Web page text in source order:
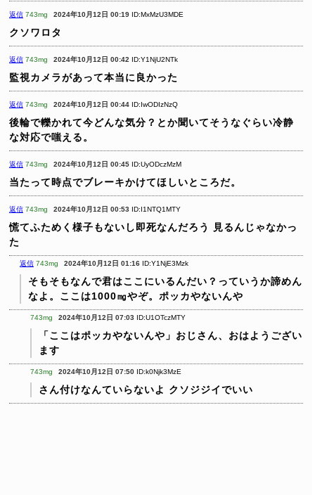
返信 743mg 2024年10月12日 00:19 ID:MxMzU3MDE
クソワロタ
返信 743mg 2024年10月12日 00:42 ID:Y1NjU2NTk
監視カメラがあって本当に良かった
返信 743mg 2024年10月12日 00:44 ID:IwODIzNzQ
後輪で轢かれて今どんな気分？とか聞いてそうなぐらい冷静
な対応で嗤える。
返信 743mg 2024年10月12日 00:45 ID:UyODczMzM
当たって時点でブレーキかけてほしいところだ。
返信 743mg 2024年10月12日 00:53 ID:I1NTQ1MTY
慌てふためく様子もないし即死なんだろう
見るんじゃなかっ
た
返信 743mg 2024年10月12日 01:16 ID:Y1NjE3Mzk
そもそもなんで君はここにいるんだい？っていうか諦めん
なよ。ここは1000㎎やぞ。ポッカやないんや
743mg 2024年10月12日 07:03 ID:U1OTczMTY
「ここはポッカやないんや」おじさん、おはようござい
ます
743mg 2024年10月12日 07:50 ID:k0Njk3MzE
さん付けなんていらないよ クソジジイでいい